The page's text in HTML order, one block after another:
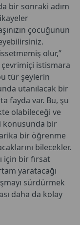
bir sonraki adım
çocuğunun
olur,”
çevrimiçi istismara
tür şeylerin
utanılacak bir
fayda var. Bu, şu
olabileceği ve
konusunda bir
bir öğrenme
bilecekler.
için bir fırsat
yaratacağı
sürdürmek
daha da kolay